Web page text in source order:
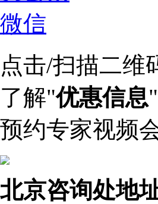
点击/扫描二维
了解"优惠信息"
预约专家视频
北京咨询处地